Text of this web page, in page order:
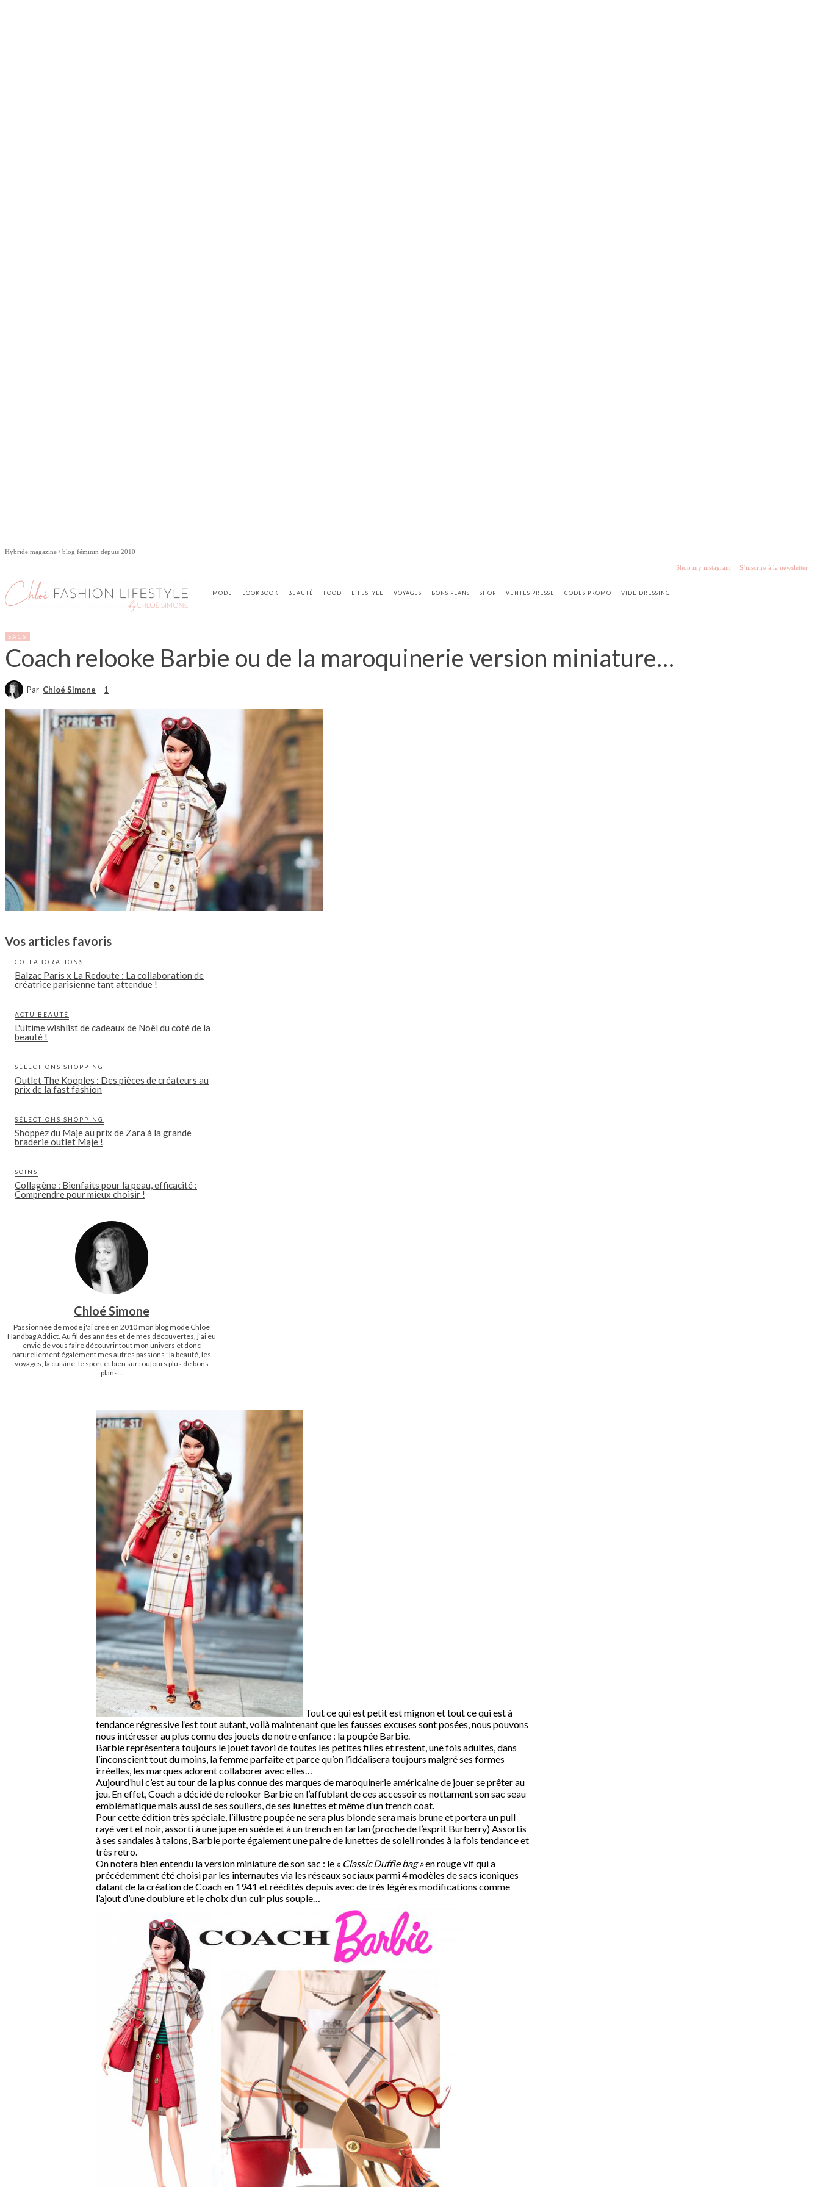
Hybride magazine / blog féminin depuis 2010
Shop my instagram S’inscrire à la newsletter
MODE LOOKBOOK BEAUTÉ FOOD LIFESTYLE VOYAGES BONS PLANS SHOP VENTES PRESSE CODES PROMO VIDE DRESSING
SACS
Coach relooke Barbie ou de la maroquinerie version miniature…
Par Chloé Simone 1
Vos articles favoris
COLLABORATIONS
Balzac Paris x La Redoute : La collaboration de
créatrice parisienne tant attendue !
ACTU BEAUTÉ
L'ultime wishlist de cadeaux de Noël du coté de la
beauté !
SÉLECTIONS SHOPPING
Outlet The Kooples : Des pièces de créateurs au
prix de la fast fashion
SÉLECTIONS SHOPPING
Shoppez du Maje au prix de Zara à la grande
braderie outlet Maje !
SOINS
Collagène : Bienfaits pour la peau, efficacité :
Comprendre pour mieux choisir !
Chloé Simone
Passionnée de mode j'ai créé en 2010 mon blog mode Chloe
Handbag Addict. Au fil des années et de mes découvertes, j'ai eu
envie de vous faire découvrir tout mon univers et donc
naturellement également mes autres passions : la beauté, les
voyages, la cuisine, le sport et bien sur toujours plus de bons
plans...
Tout ce qui est petit est mignon et tout ce qui est à
tendance régressive l’est tout autant, voilà maintenant que les fausses excuses sont posées, nous pouvons
nous intéresser au plus connu des jouets de notre enfance : la poupée Barbie.
Barbie représentera toujours le jouet favori de toutes les petites filles et restent, une fois adultes, dans
l’inconscient tout du moins, la femme parfaite et parce qu’on l’idéalisera toujours malgré ses formes
irréelles, les marques adorent collaborer avec elles…
Aujourd’hui c’est au tour de la plus connue des marques de maroquinerie américaine de jouer se prêter au
jeu. En effet, Coach a décidé de relooker Barbie en l’affublant de ces accessoires nottament son sac seau
emblématique mais aussi de ses souliers, de ses lunettes et même d’un trench coat.
Pour cette édition très spéciale, l’illustre poupée ne sera plus blonde sera mais brune et portera un pull
rayé vert et noir, assorti à une jupe en suède et à un trench en tartan (proche de l’esprit Burberry) Assortis
à ses sandales à talons, Barbie porte également une paire de lunettes de soleil rondes à la fois tendance et
très retro.
On notera bien entendu la version miniature de son sac : le « Classic Duffle bag »en rouge vif qui a
précédemment été choisi par les internautes via les réseaux sociaux parmi 4 modèles de sacs iconiques
datant de la création de Coach en 1941 et réédités depuis avec de très légères modifications comme
l’ajout d’une doublure et le choix d’un cuir plus souple…